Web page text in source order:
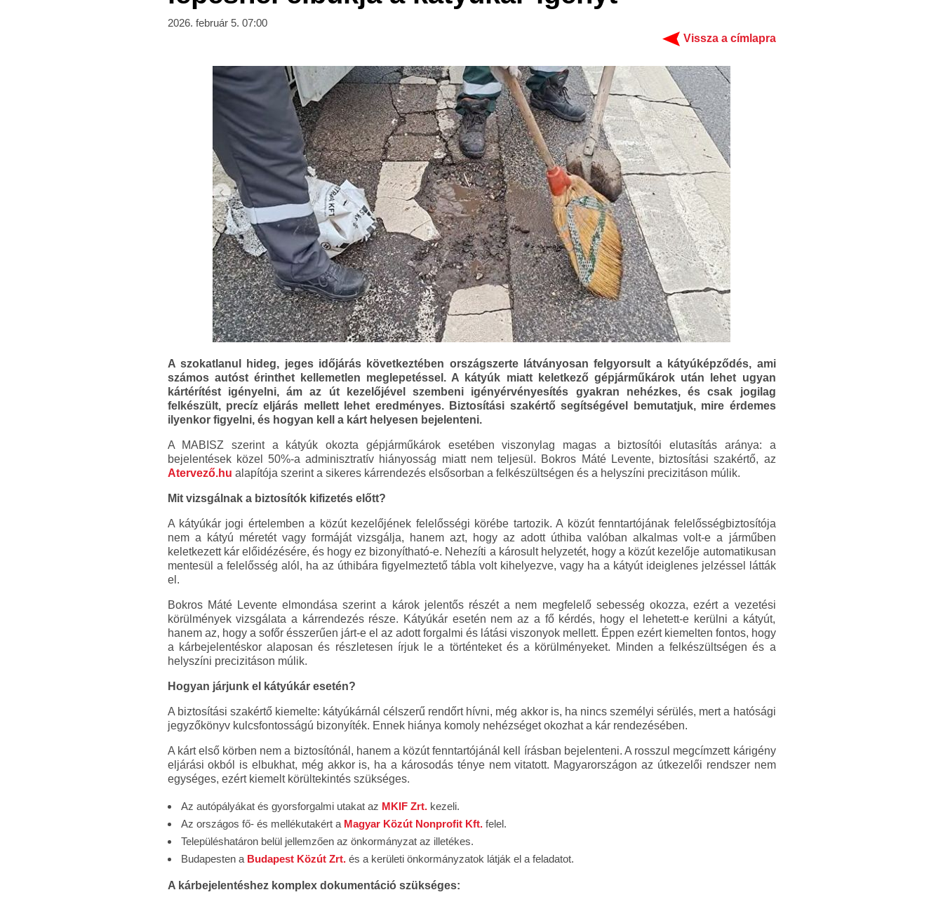
2026. február 5. 07:00
Vissza a címlapra
A szokatlanul hideg, jeges időjárás következtében országszerte látványosan felgyorsult a kátyúképződés, ami
számos autóst érinthet kellemetlen meglepetéssel. A kátyúk miatt keletkező gépjárműkárok után lehet ugyan
kártérítést igényelni, ám az út kezelőjével szembeni igényérvényesítés gyakran nehézkes, és csak jogilag
felkészült, precíz eljárás mellett lehet eredményes. Biztosítási szakértő segítségével bemutatjuk, mire érdemes
ilyenkor figyelni, és hogyan kell a kárt helyesen bejelenteni.
A MABISZ szerint a kátyúk okozta gépjárműkárok esetében viszonylag magas a biztosítói elutasítás aránya: a
bejelentések közel 50%-a adminisztratív hiányosság miatt nem teljesül. Bokros Máté Levente, biztosítási szakértő, az
Atervező.hu alapítója szerint a sikeres kárrendezés elsősorban a felkészültségen és a helyszíni precizitáson múlik.
Mit vizsgálnak a biztosítók kifizetés előtt?
A kátyúkár jogi értelemben a közút kezelőjének felelősségi körébe tartozik. A közút fenntartójának felelősségbiztosítója
nem a kátyú méretét vagy formáját vizsgálja, hanem azt, hogy az adott úthiba valóban alkalmas volt-e a járműben
keletkezett kár előidézésére, és hogy ez bizonyítható-e. Nehezíti a károsult helyzetét, hogy a közút kezelője automatikusan
mentesül a felelősség alól, ha az úthibára figyelmeztető tábla volt kihelyezve, vagy ha a kátyút ideiglenes jelzéssel látták
el.
Bokros Máté Levente elmondása szerint a károk jelentős részét a nem megfelelő sebesség okozza, ezért a vezetési
körülmények vizsgálata a kárrendezés része. Kátyúkár esetén nem az a fő kérdés, hogy el lehetett-e kerülni a kátyút,
hanem az, hogy a sofőr ésszerűen járt-e el az adott forgalmi és látási viszonyok mellett. Éppen ezért kiemelten fontos, hogy
a kárbejelentéskor alaposan és részletesen írjuk le a történteket és a körülményeket. Minden a felkészültségen és a
helyszíni precizitáson múlik.
Hogyan járjunk el kátyúkár esetén?
A biztosítási szakértő kiemelte: kátyúkárnál célszerű rendőrt hívni, még akkor is, ha nincs személyi sérülés, mert a hatósági
jegyzőkönyv kulcsfontosságú bizonyíték. Ennek hiánya komoly nehézséget okozhat a kár rendezésében.
A kárt első körben nem a biztosítónál, hanem a közút fenntartójánál kell írásban bejelenteni. A rosszul megcímzett kárigény
eljárási okból is elbukhat, még akkor is, ha a károsodás ténye nem vitatott. Magyarországon az útkezelői rendszer nem
egységes, ezért kiemelt körültekintés szükséges.
Az autópályákat és gyorsforgalmi utakat az MKIF Zrt.kezeli.
Az országos fő- és mellékutakért aMagyar Közút Nonprofit Kft.felel.
Településhatáron belül jellemzően az önkormányzat az illetékes.
Budapesten aBudapest Közút Zrt.és a kerületi önkormányzatok látják el a feladatot.
A kárbejelentéshez komplex dokumentáció szükséges: